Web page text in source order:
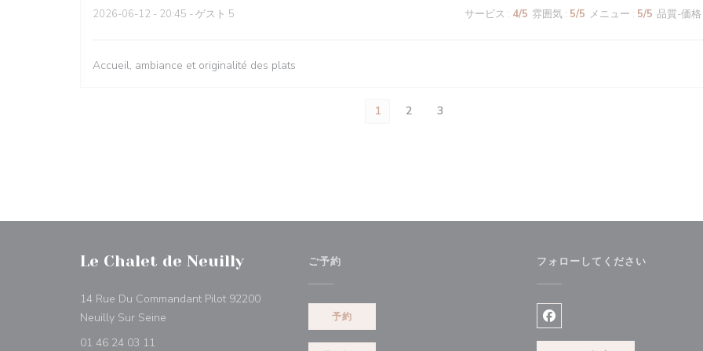
2026-06-12 - 20:45 - ゲスト 5 サービス : 4/5 雰囲気 : 5/5 メニュー : 5/5 品質-価格
Accueil, ambiance et originalité des plats
1 2 3
Le Chalet de Neuilly
14 Rue Du Commandant Pilot 92200
Neuilly Sur Seine
01 46 24 03 11
ご予約
予約
フォローしてください
Facebook ((新しいウィンド